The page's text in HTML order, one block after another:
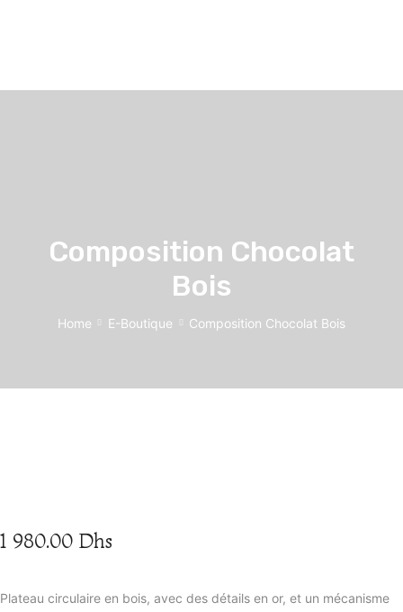
Composition Chocolat
Bois
Home E-Boutique Composition Chocolat Bois
1 980.00 Dhs
Plateau circulaire en bois, avec des détails en or, et un mécanisme